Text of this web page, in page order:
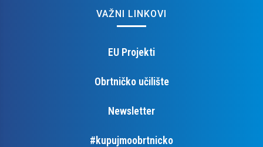
VAŽNI LINKOVI
EU Projekti
Obrtničko učilište
Newsletter
#kupujmoobrtnicko